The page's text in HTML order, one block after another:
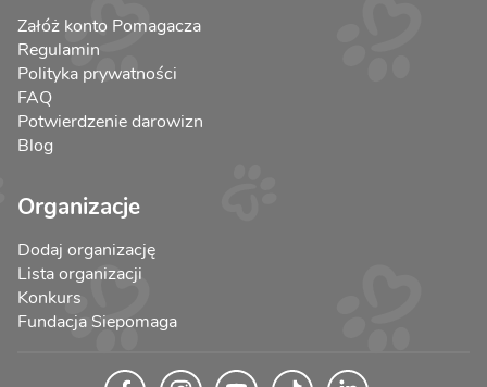
Załóż konto Pomagacza
Regulamin
Polityka prywatności
FAQ
Potwierdzenie darowizn
Blog
Organizacje
Dodaj organizację
Lista organizacji
Konkurs
Fundacja Siepomaga